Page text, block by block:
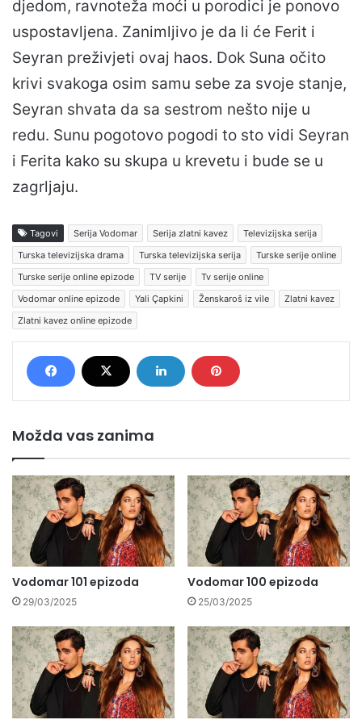
djedom, ravnoteža moći u porodici je ponovo
uspostavljena. Zanimljivo je da li će Ferit i
Seyran preživjeti ovaj haos. Dok Suna očito
krivi svakoga osim samu sebe za svoje stanje,
Seyran shvata da sa sestrom nešto nije u
redu. Sunu pogotovo pogodi to sto vidi Seyran
i Ferita kako su skupa u krevetu i bude se u
zagrljaju.
Tagovi Serija Vodomar Serija zlatni kavez
Televizijska serija
Turska televizijska drama
Turska televizijska serija
Turske serije online
Turske serije online epizode
TV serije
Tv serije online
Vodomar online epizode
Yali Çapkini Ženskaroš iz vile
Zlatni kavez
Zlatni kavez online epizode
Možda vas zanima
Vodomar 101 epizoda
29/03/2025
Vodomar 100 epizoda
25/03/2025